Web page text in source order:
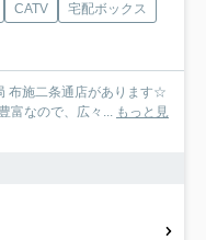
CATV
宅配ボックス
布施二条通店があります☆
富なので、広々... もっと見